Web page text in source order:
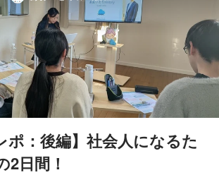
ポ：後編】社会人になるた
2日間！